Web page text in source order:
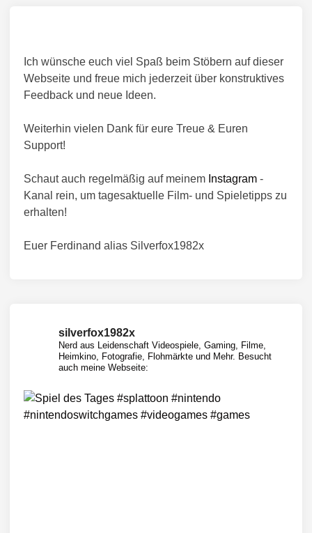
Ich wünsche euch viel Spaß beim Stöbern auf dieser
Webseite und freue mich jederzeit über konstruktives
Feedback und neue Ideen.
Weiterhin vielen Dank für eure Treue & Euren
Support!
Schaut auch regelmäßig auf meinem Instagram -
Kanal rein, um tagesaktuelle Film- und Spieletipps zu
erhalten!
Euer Ferdinand alias Silverfox1982x
silverfox1982x
Nerd aus Leidenschaft Videospiele, Gaming, Filme,
Heimkino, Fotografie, Flohmärkte und Mehr. Besucht
auch meine Webseite: